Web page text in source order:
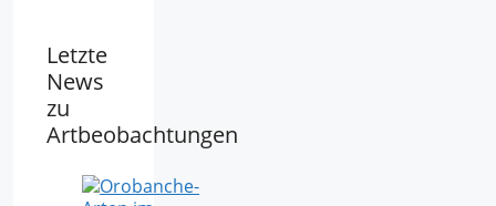
Letzte
News
zu
Artbeobachtungen